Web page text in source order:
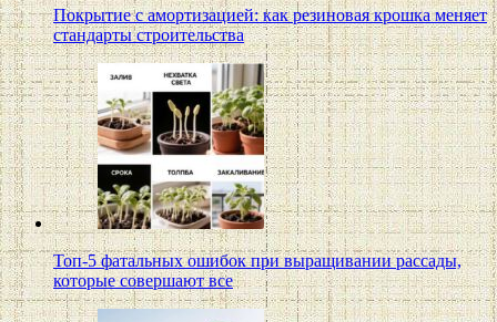
Покрытие с амортизацией: как резиновая крошка меняет
стандарты строительства
Топ-5 фатальных ошибок при выращивании рассады,
которые совершают все